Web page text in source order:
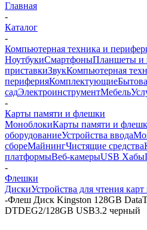
Главная
-
Каталог
-
Компьютерная техника и
НоутбукиСмартфоныПланшеты и
приставкиЗвукКомпьютерная
периферияКомплектующие
садЭлектроинструментМебель
-
Карты памяти и флешки
МоноблокиКарты памяти и
оборудованиеУстройства ввода
сбореМайнингЧистящие средства
платформыВеб-камерыUSB Хабы
-
Флешки
ДискиУстройства для чтения
-Флеш Диск Kingston 128GB
DTDEG2/128GB USB3.2 черный